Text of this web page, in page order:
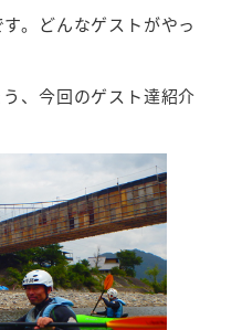
。どんなゲストがやっ
、今回のゲスト達紹介